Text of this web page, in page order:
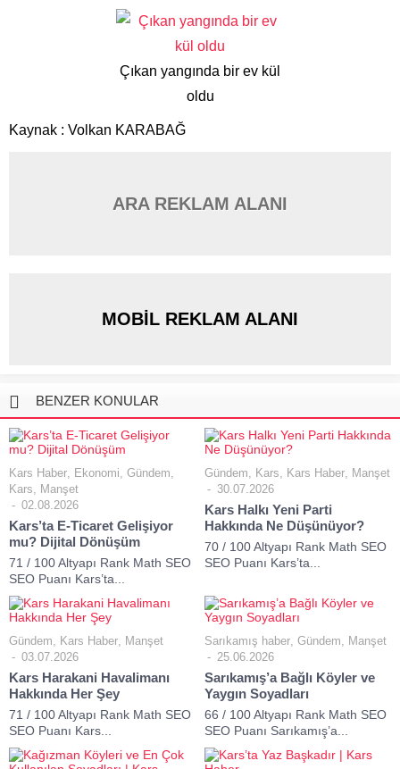
Çıkan yangında bir ev kül
oldu
Kaynak : Volkan KARABAĞ
ARA REKLAM ALANI
MOBİL REKLAM ALANI
BENZER KONULAR
Kars Haber, Ekonomi, Gündem,
Kars, Manşet
02.08.2026
Kars’ta E-Ticaret Gelişiyor
mu? Dijital Dönüşüm
71 / 100 Altyapı Rank Math SEO
SEO Puanı Kars’ta...
Gündem, Kars, Kars Haber, Manşet
30.07.2026
Kars Halkı Yeni Parti
Hakkında Ne Düşünüyor?
70 / 100 Altyapı Rank Math SEO
SEO Puanı Kars’ta...
Gündem, Kars Haber, Manşet
03.07.2026
Kars Harakani Havalimanı
Hakkında Her Şey
71 / 100 Altyapı Rank Math SEO
SEO Puanı Kars...
Sarıkamış haber, Gündem, Manşet
25.06.2026
Sarıkamış’a Bağlı Köyler ve
Yaygın Soyadları
66 / 100 Altyapı Rank Math SEO
SEO Puanı Sarıkamış’a...